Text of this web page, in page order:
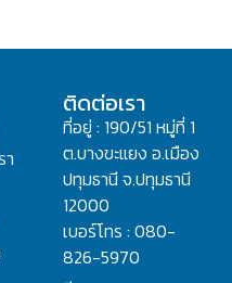
า
ติดต่อเรา
ที่อยู่ : 190/51 หมู่ที่ 1
ต.บางขะแยง อ.เมือง
ปทุมธานี จ.ปทุมธานี
12000
เบอร์โทร : 080-
826-5970